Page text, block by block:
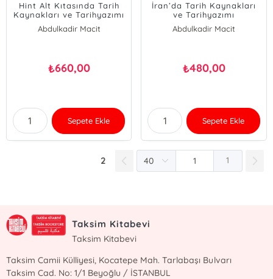
Hint Alt Kıtasında Tarih
Kaynakları ve Tarihyazımı
Abdulkadir Macit
₺660,00
Sepete Ekle
İran’da Tarih Kaynakları
ve Tarihyazımı
Abdulkadir Macit
₺480,00
Sepete Ekle
2 1
Taksim Kitabevi
Taksim Kitabevi
Taksim Camii Külliyesi, Kocatepe Mah. Tarlabaşı Bulvarı
Taksim Cad. No: 1/1 Beyoğlu / İSTANBUL